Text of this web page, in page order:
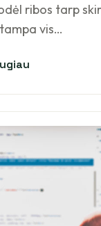
ribos tarp
vis…